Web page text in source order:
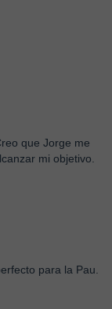
que Jorge me
mi objetivo.
para la Pau.